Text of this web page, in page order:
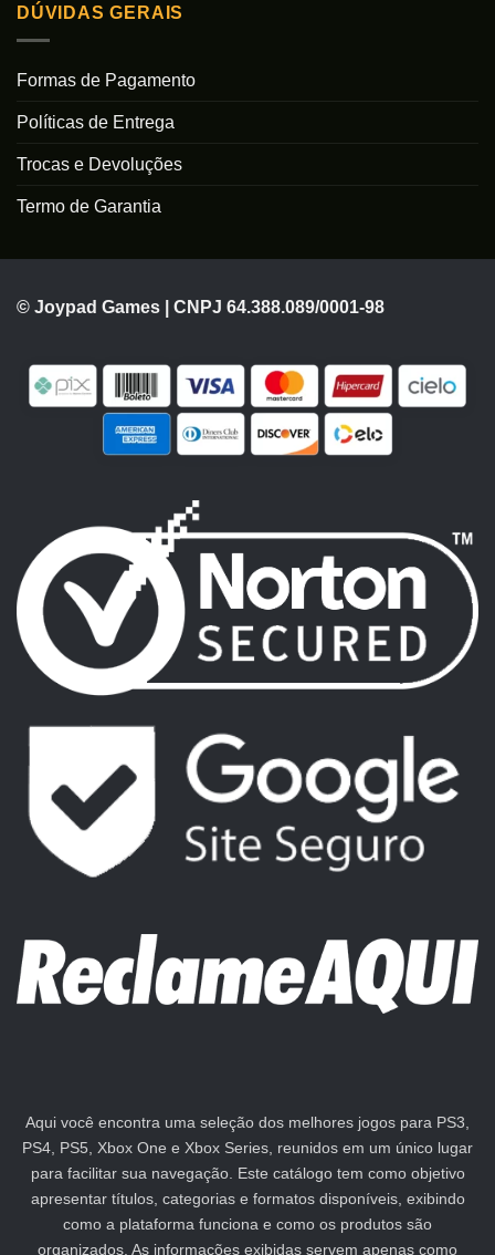
DÚVIDAS GERAIS
Formas de Pagamento
Políticas de Entrega
Trocas e Devoluções
Termo de Garantia
© Joypad Games | CNPJ 64.388.089/0001-98
Aqui você encontra uma seleção dos melhores jogos para PS3,
PS4, PS5, Xbox One e Xbox Series, reunidos em um único lugar
para facilitar sua navegação. Este catálogo tem como objetivo
apresentar títulos, categorias e formatos disponíveis, exibindo
como a plataforma funciona e como os produtos são
organizados. As informações exibidas servem apenas como